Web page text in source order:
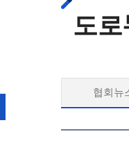
도로
협회뉴